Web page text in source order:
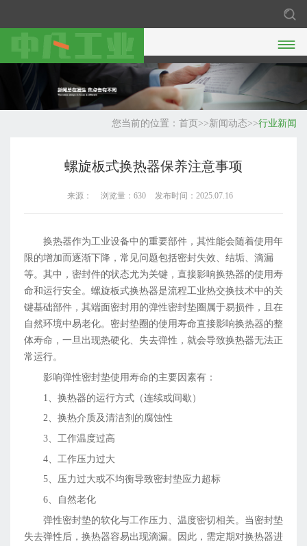

您当前的位置： 首页 >>新闻动态>>行业新闻
螺旋板式换热器保养注意事项
来源： 浏览量：630 发布时间：2025.07.16
换热器作为工业设备中的重要部件，其性能会随着使用年
限的增加而逐渐下降，常见问题包括密封失效、结垢、滴漏
等。其中，密封件的状态尤为关键，直接影响换热器的使用寿
命和运行安全。螺旋板式换热器是流程工业热交换技术中的关
键基础部件，其端面密封用的弹性密封垫圈属于易损件，且在
自然环境中易老化。密封垫圈的使用寿命直接影响换热器的整
体寿命，一旦出现热硬化、失去弹性，就会导致换热器无法正
常运行。
影响弹性密封垫使用寿命的主要因素有：
1、换热器的运行方式（连续或间歇）
2、换热介质及清洁剂的腐蚀性
3、工作温度过高
4、工作压力过大
5、压力过大或不均衡导致密封垫应力超标
6、自然老化
弹性密封垫的软化与工作压力、温度密切相关。当密封垫
失去弹性后，换热器容易出现滴漏。因此，需定期对换热器进